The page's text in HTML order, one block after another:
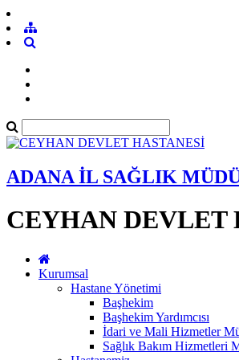
ADANA İL SAĞLIK
CEYHAN DEVLET
Kurumsal
Hastane Yönetimi
Başhekim
Başhekim Yardımcısı
İdari ve Mali Hizmetler
Sağlık Bakım Hizmetleri